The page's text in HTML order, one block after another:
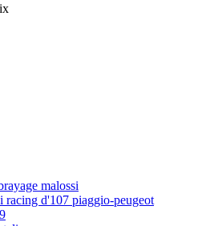
malossi
racing d'107 piaggio-peugeot